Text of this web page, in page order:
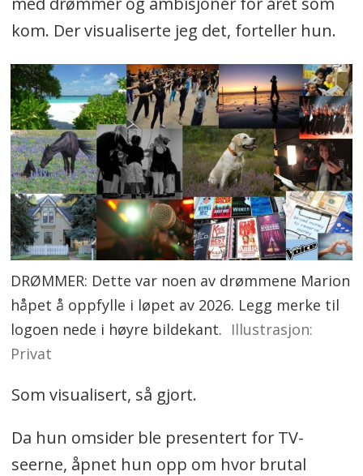
kom. Der visualiserte jeg det, forteller hun.
DRØMMER: Dette var noen av drømmene Marion
håpet å oppfylle i løpet av 2026. Legg merke til
logoen nede i høyre bildekant. Illustrasjon:
Privat
Som visualisert, så gjort.
Da hun omsider ble presentert for TV-
seerne, åpnet hun opp om hvor brutal